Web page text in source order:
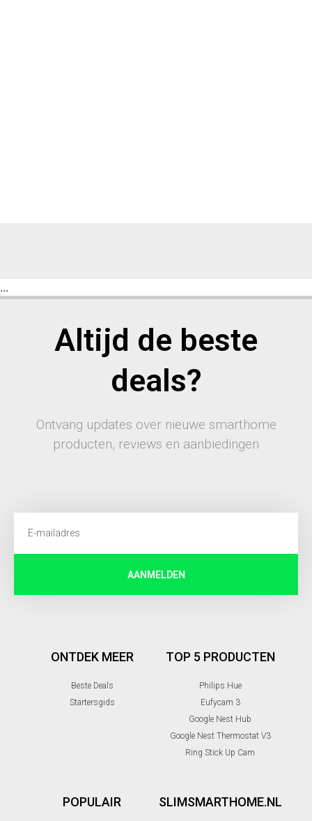
...
Altijd de beste
deals?
Ontvang updates over nieuwe smarthome
producten, reviews en aanbiedingen
AANMELDEN
ONTDEK MEER
Beste Deals
Startersgids
TOP 5 PRODUCTEN
Philips Hue
Eufycam 3
Google Nest Hub
Google Nest Thermostat V3
Ring Stick Up Cam
POPULAIR SLIMSMARTHOME.NL